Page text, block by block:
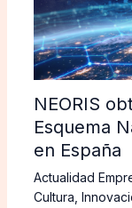
NEORIS
Esquema
en España
Actualidad
Cultura,